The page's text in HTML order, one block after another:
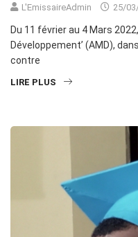
L'EmissaireAdmin 25/
Du 11 février au 4 Mars
Développement’ (AMD),
contre
LIRE PLUS